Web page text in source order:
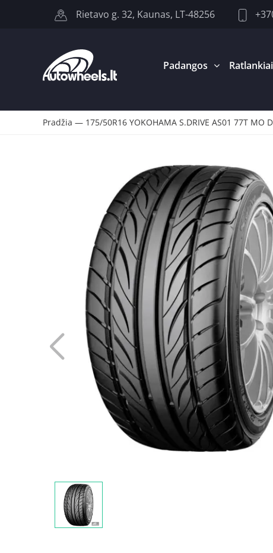
Rietavo g. 32, Kaunas, LT-48256
Padangos Ratlankiai
Pradžia — 175/50R16 YOKOHAMA S.DRIVE AS01 77T MO